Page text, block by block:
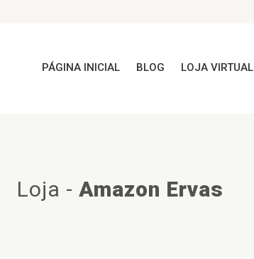
PÁGINA INICIAL BLOG LOJA VIRTUAL
Loja - Amazon Ervas